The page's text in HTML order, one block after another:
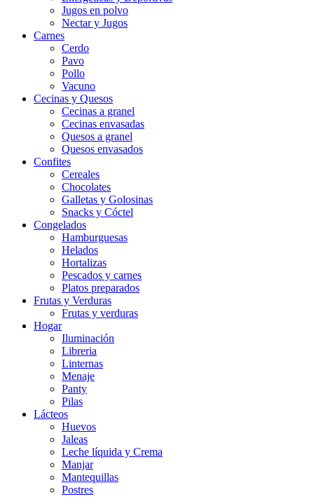
Jugos en polvo
Nectar y Jugos
Carnes
Cerdo
Pavo
Pollo
Vacuno
Cecinas y Quesos
Cecinas a granel
Cecinas envasadas
Quesos a granel
Quesos envasados
Confites
Cereales
Chocolates
Galletas y Golosinas
Snacks y Cóctel
Congelados
Hamburguesas
Helados
Hortalizas
Pescados y carnes
Platos preparados
Frutas y Verduras
Frutas y verduras
Hogar
Iluminación
Libreria
Linternas
Menaje
Panty
Pilas
Lácteos
Huevos
Jaleas
Leche líquida y Crema
Manjar
Mantequillas
Postres